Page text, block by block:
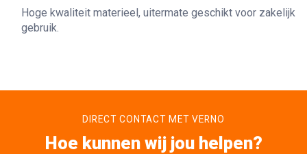
Hoge kwaliteit materieel, uitermate geschikt voor zakelijk
gebruik.
DIRECT CONTACT MET VERNO
Hoe kunnen wij jou helpen?